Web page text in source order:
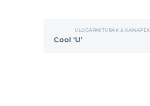
ÜLŐGARNITÚRÁK & KANAPÉK
Cool ‘U’